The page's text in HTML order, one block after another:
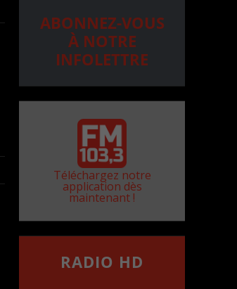
ABONNEZ-VOUS
À NOTRE
INFOLETTRE
Téléchargez notre
application dès
maintenant !
RADIO HD